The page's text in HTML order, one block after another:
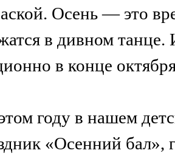
Осень — это
в дивном
в конце
году в нашем
«Осенний бал»,